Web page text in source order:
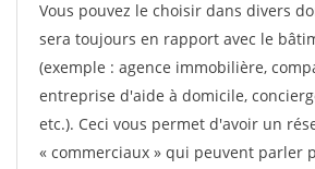
Vous pouvez le choisir dans divers
sera toujours en rapport avec le
(exemple : agence immobilière,
entreprise d'aide à domicile,
etc.). Ceci vous permet d'avoir un
« commerciaux » qui peuvent parler